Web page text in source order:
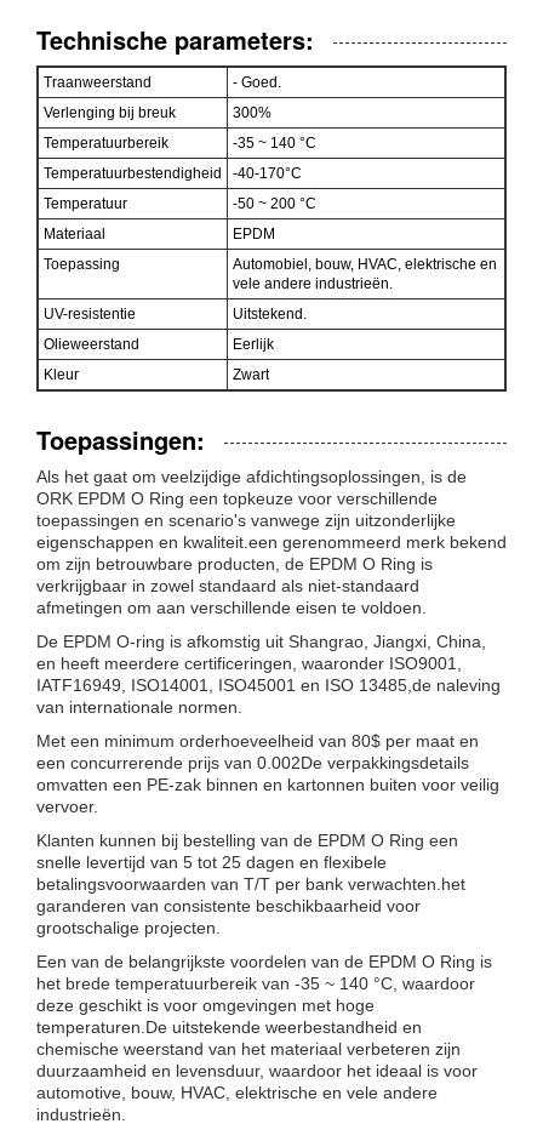
Technische parameters:
Traanweerstand
- Goed.
Verlenging bij breuk
300%
Temperatuurbereik
-35 ~ 140 °C
Temperatuurbestendigheid
-40-170°C
Temperatuur
-50 ~ 200 °C
Materiaal
EPDM
Toepassing
Automobiel, bouw, HVAC, elektrische en
vele andere industrieën.
UV-resistentie
Uitstekend.
Olieweerstand
Eerlijk
Kleur
Zwart
Toepassingen:
Als het gaat om veelzijdige afdichtingsoplossingen, is de
ORK EPDM O Ring een topkeuze voor verschillende
toepassingen en scenario's vanwege zijn uitzonderlijke
eigenschappen en kwaliteit.een gerenommeerd merk bekend
om zijn betrouwbare producten, de EPDM O Ring is
verkrijgbaar in zowel standaard als niet-standaard
afmetingen om aan verschillende eisen te voldoen.
De EPDM O-ring is afkomstig uit Shangrao, Jiangxi, China,
en heeft meerdere certificeringen, waaronder ISO9001,
IATF16949, ISO14001, ISO45001 en ISO 13485,de naleving
van internationale normen.
Met een minimum orderhoeveelheid van 80$ per maat en
een concurrerende prijs van 0.002De verpakkingsdetails
omvatten een PE-zak binnen en kartonnen buiten voor veilig
vervoer.
Klanten kunnen bij bestelling van de EPDM O Ring een
snelle levertijd van 5 tot 25 dagen en flexibele
betalingsvoorwaarden van T/T per bank verwachten.het
garanderen van consistente beschikbaarheid voor
grootschalige projecten.
Een van de belangrijkste voordelen van de EPDM O Ring is
het brede temperatuurbereik van -35 ~ 140 °C, waardoor
deze geschikt is voor omgevingen met hoge
temperaturen.De uitstekende weerbestandheid en
chemische weerstand van het materiaal verbeteren zijn
duurzaamheid en levensduur, waardoor het ideaal is voor
automotive, bouw, HVAC, elektrische en vele andere
industrieën.